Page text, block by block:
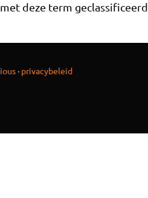
deze term geclassificeerd.
· privacybeleid